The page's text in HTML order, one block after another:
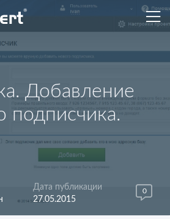
Добавление
подписчика.
Дата публикации
27.05.2015
0